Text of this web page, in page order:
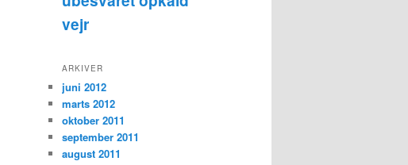
vejr
ARKIVER
juni 2012
marts 2012
oktober 2011
september 2011
august 2011